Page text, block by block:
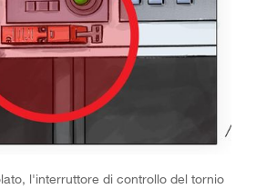
l'interruttore di controllo del tornio